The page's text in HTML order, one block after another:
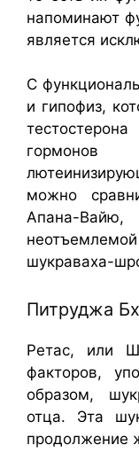
напоминают
является
С
и гипофиз,
можно
Апана-
шукраваха-
Питруджа
Ретас, или
факторов,
образом,
отца. Эта
продолжение